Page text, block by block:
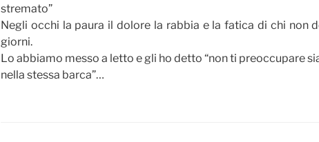
stremato”
Negli occhi la paura il dolore la rabbia e la fatica di chi non
giorni.
Lo abbiamo messo a letto e gli ho detto “non ti preoccupare
nella stessa barca”…